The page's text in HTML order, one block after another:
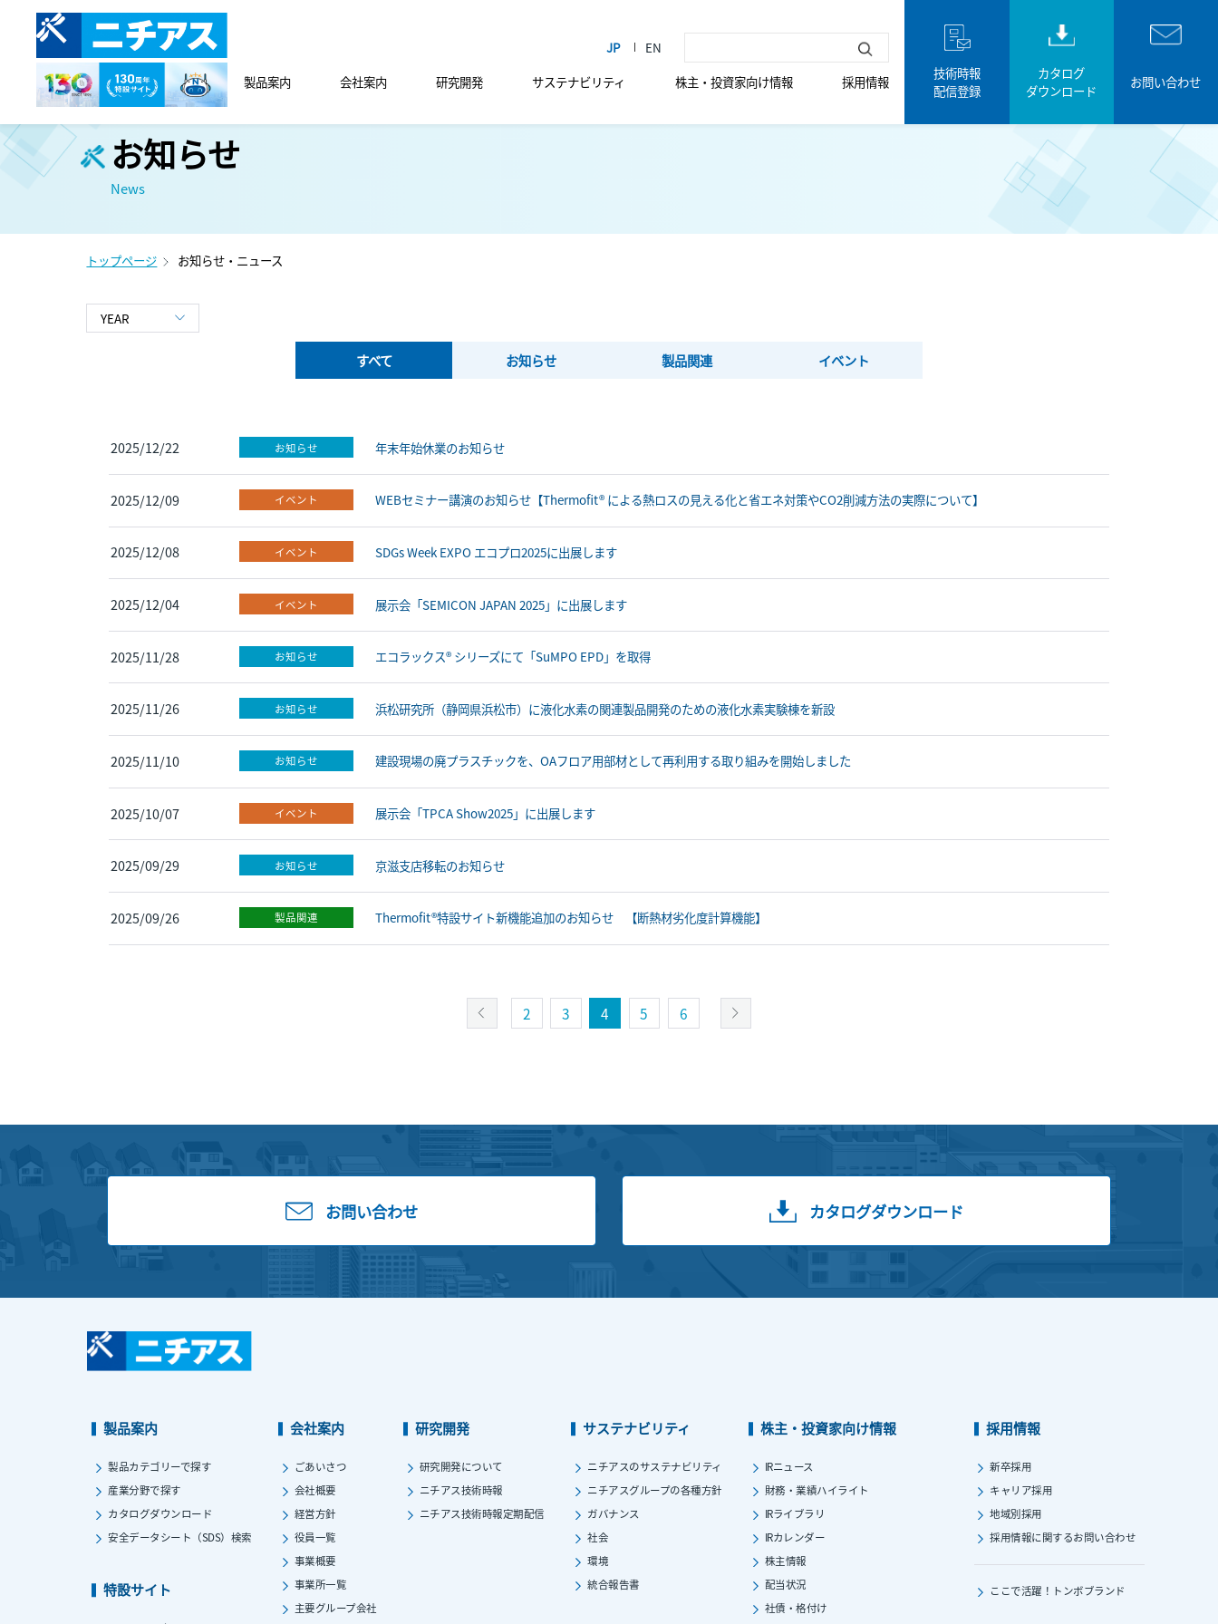
製品案内 会社案内 研究開発 サステナビリティ 株主・投資家向け情報 採用情報
技術時報
配信登録
カタログ
ダウンロード
お問い合わせ
お知らせ
News
トップページ お知らせ・ニュース
すべて お知らせ 製品関連 イベント
2025/12/22 お知らせ 年末年始休業のお知らせ
2025/12/09 イベント WEBセミナー講演のお知らせ【Thermofit® による熱ロスの見える化と省エネ対策やCO2削減方法の実際について】
2025/12/08 イベント SDGs Week EXPO エコプロ2025に出展します
2025/12/04 イベント 展示会「SEMICON JAPAN 2025」に出展します
2025/11/28 お知らせ エコラックス® シリーズにて「SuMPO EPD」を取得
2025/11/26 お知らせ 浜松研究所（静岡県浜松市）に液化水素の関連製品開発のための液化水素実験棟を新設
2025/11/10 お知らせ 建設現場の廃プラスチックを、OAフロア用部材として再利用する取り組みを開始しました
2025/10/07 イベント 展示会「TPCA Show2025」に出展します
2025/09/29 お知らせ 京滋支店移転のお知らせ
2025/09/26 製品関連 Thermofit®特設サイト新機能追加のお知らせ 【断熱材劣化度計算機能】
2 3 4 5 6
お問い合わせ カタログダウンロード
製品案内
製品カテゴリーで探す
産業分野で探す
カタログダウンロード
安全データシート（SDS）検索
特設サイト
会社案内
ごあいさつ
会社概要
経営方針
役員一覧
事業概要
事業所一覧
主要グループ会社
研究開発
研究開発について
ニチアス技術時報
ニチアス技術時報定期配信
サステナビリティ
ニチアスのサステナビリティ
ニチアスグループの各種方針
ガバナンス
社会
環境
統合報告書
株主・投資家向け情報
IRニュース
財務・業績ハイライト
IRライブラリ
IRカレンダー
株主情報
配当状況
社債・格付け
採用情報
新卒採用
キャリア採用
地域別採用
採用情報に関するお問い合わせ
ここで活躍！ トンボブランド